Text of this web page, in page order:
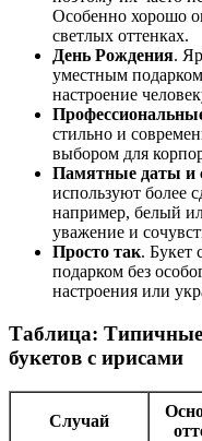
Особенно хорошо
светлых оттенках.
День Рождения.
уместным
настроение
стильно и
выбором для
Памятные даты и
используют более
например, белый
уважение и
Просто так. Букет
подарком без
настроения или
Таблица: Типичные
букетов с ирисами
Случай